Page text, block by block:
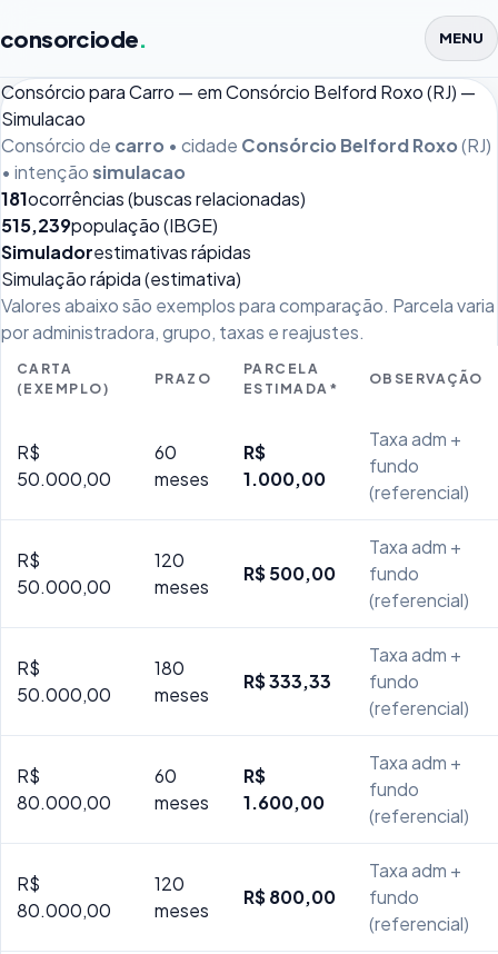
consorciode. MENU
Consórcio para Carro — em Consórcio Belford Roxo (RJ) —
Simulacao
Consórcio de carro • cidade Consórcio Belford Roxo(RJ)
• intençãosimulacao
181ocorrências (buscas relacionadas)
515,239população (IBGE)
Simuladorestimativas rápidas
Simulação rápida (estimativa)
Valores abaixo são exemplos para comparação. Parcela varia
por administradora, grupo, taxas e reajustes.
CARTA
(EXEMPLO)
PRAZO
PARCELA
ESTIMADA*
OBSERVAÇÃO
R$
50.000,00
60
meses
R$
1.000,00
Taxa adm +
fundo
(referencial)
R$
50.000,00
120
meses
R$ 500,00
Taxa adm +
fundo
(referencial)
R$
50.000,00
180
meses
R$ 333,33
Taxa adm +
fundo
(referencial)
R$
80.000,00
60
meses
R$
1.600,00
Taxa adm +
fundo
(referencial)
R$
80.000,00
120
meses
R$ 800,00
Taxa adm +
fundo
(referencial)